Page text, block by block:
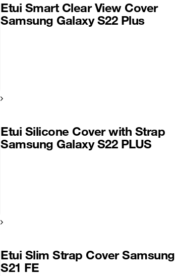
Pokaż następny
Etui Smart Clear View Cover
Samsung Galaxy S22 Plus
Pokaż następny
Etui Silicone Cover with Strap
Samsung Galaxy S22 PLUS
Etui Slim Strap Cover Samsung
S21 FE